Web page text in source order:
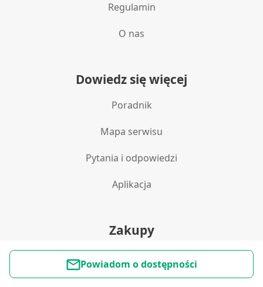
Powiadom o dostępności
Regulamin
O nas
Dowiedz się więcej
Poradnik
Mapa serwisu
Pytania i odpowiedzi
Aplikacja
Zakupy
Reklamacje i zwroty